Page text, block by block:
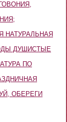
НАТУРАЛЬНАЯ
ДУШИСТЫЕ
ПО
ОБЕРЕГИ